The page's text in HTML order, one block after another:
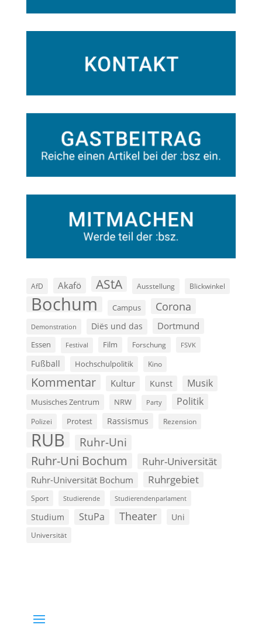
AfD Akafö AStA Ausstellung Blickwinkel
Bochum Campus Corona
Demonstration Diës und das Dortmund
Essen Festival Film Forschung FSVK
Fußball Hochschulpolitik Kino
Kommentar Kultur Kunst Musik
Musisches Zentrum NRW Party Politik
Polizei Protest Rassismus Rezension
RUB Ruhr-Uni
Ruhr-Uni Bochum Ruhr-Universität
Ruhr-Universität Bochum Ruhrgebiet
Sport Studierende Studierendenparlament
Studium StuPa Theater Uni
Universität